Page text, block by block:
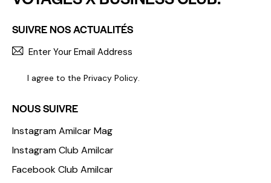
SUIVRE NOS ACTUALITÉS
I agree to the Privacy Policy.
NOUS SUIVRE
Instagram Amilcar Mag
Instagram Club Amilcar
Facebook Club Amilcar